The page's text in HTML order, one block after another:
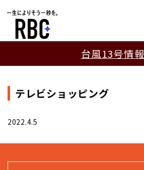
台風13号情報
テレビショッピング
2022.4.5